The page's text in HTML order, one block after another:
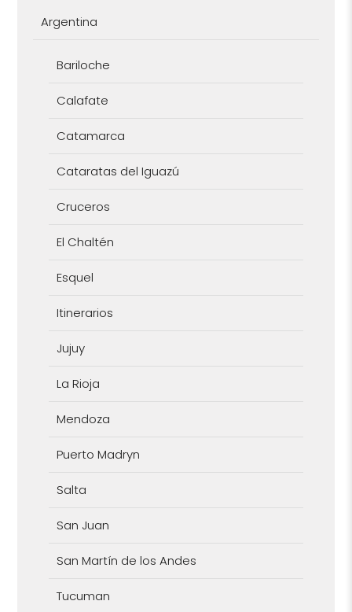
Argentina
Bariloche
Calafate
Catamarca
Cataratas del Iguazú
Cruceros
El Chaltén
Esquel
Itinerarios
Jujuy
La Rioja
Mendoza
Puerto Madryn
Salta
San Juan
San Martín de los Andes
Tucuman